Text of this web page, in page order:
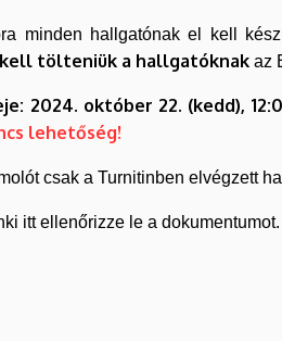
minden hallgatónak el kell
tölteniük a hallgatóknak az
2024. október 22. (kedd),
lehetőség!
csak a Turnitinben elvégzett
itt ellenőrizze le a dokumentumot.